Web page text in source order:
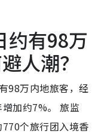
约有98万
人潮？
98万内地旅客，经
加约7%。 旅监
个旅行团入境香